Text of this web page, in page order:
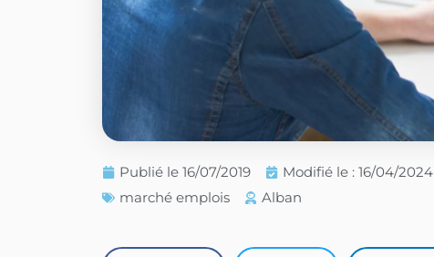
Publié le 16/07/2019 Modifié le : 16/04/2024
marché emplois
Alban